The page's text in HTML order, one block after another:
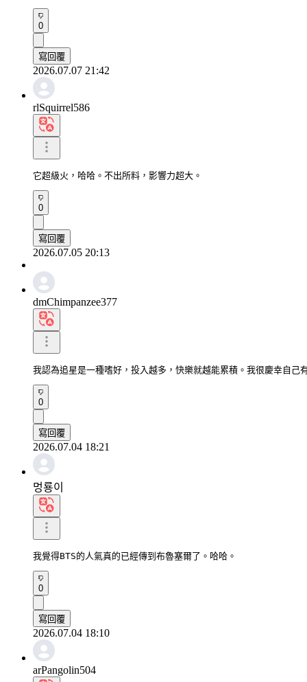
0
寫回覆
2026.07.07 21:42
rlSquirrel586
它超級火，哈哈。不出所料，影響力超大。
0
寫回覆
2026.07.05 20:13
dmChimpanzee377
我認為追星是一種嗜好，投入越多，快樂就越能累積。我很慶幸自己
0
寫回覆
2026.07.04 18:21
멍룡이
我覺得BTS的人氣真的已經傳到布魯塞爾了。哈哈。
0
寫回覆
2026.07.04 18:10
arPangolin504